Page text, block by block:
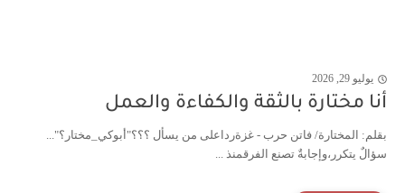
يوليو 29, 2026
أنا مختارة بالثقة والكفاءة والعمل
بقلم: المختارة/ فاتن حرب - غزةرداعلى من يسأل ؟؟؟"أبوكي_مختار؟"...
سؤالٌ يتكرر،وإجابةٌ تصنع الفرقمنذ ...